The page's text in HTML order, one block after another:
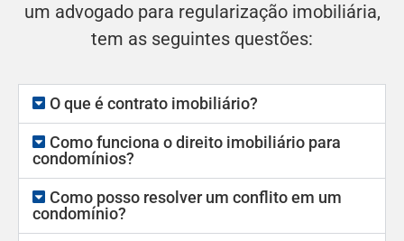
um advogado para regularização imobiliária,
tem as seguintes questões:
O que é contrato imobiliário?
Como funciona o direito imobiliário para
condomínios?
Como posso resolver um conflito em um
condomínio?